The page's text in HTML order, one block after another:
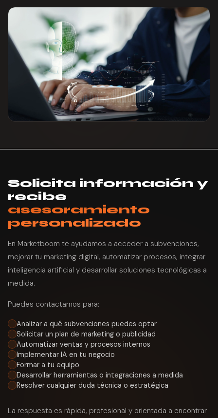
Solicita información y
recibe
asesoramiento
personalizado
En Marketboom te ayudamos a acceder a subvenciones,
mejorar tu marketing digital, automatizar procesos, integrar
inteligencia artificial y desarrollar soluciones tecnológicas a
medida.
Puedes contactarnos para:
Analizar a qué subvenciones puedes optar
Solicitar un plan de marketing o publicidad
Automatizar ventas y procesos internos
Implementar IA en tu negocio
Formar a tu equipo
Desarrollar herramientas o integraciones a medida
Resolver cualquier duda técnica o estratégica
La respuesta es rápida, profesional y orientada a encontrar